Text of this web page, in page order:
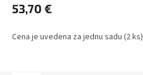
53,70 €
Cena je uvedena za jednu sadu (2 ks)